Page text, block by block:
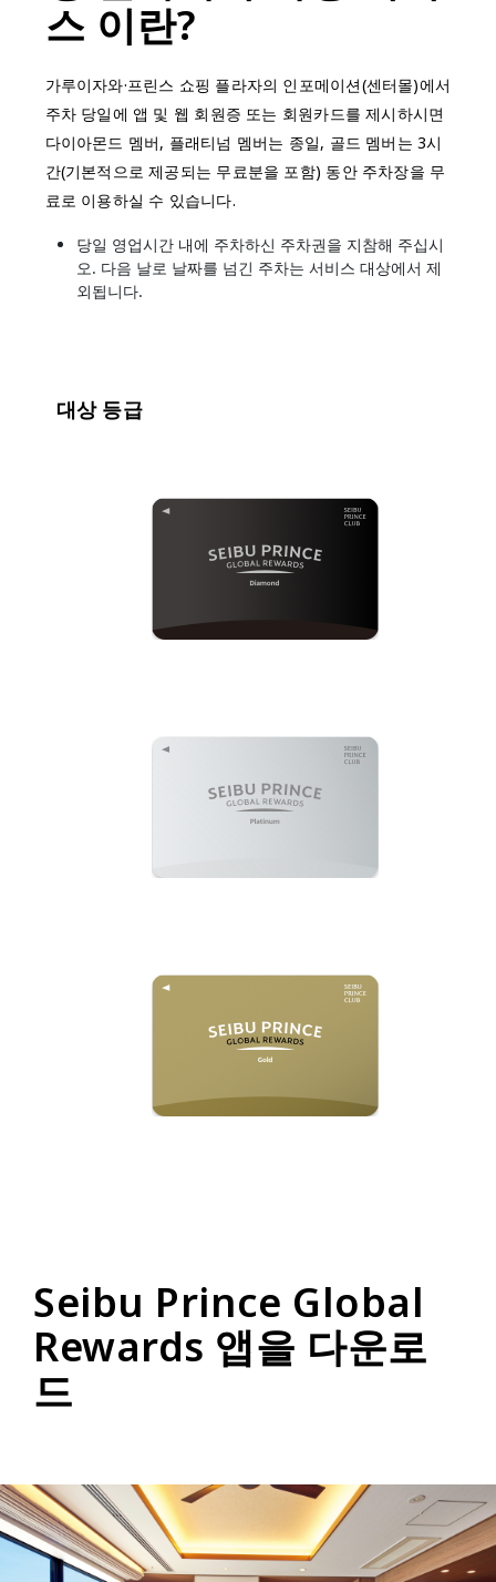
스 이란?
가루이자와·프린스 쇼핑 플라자의 인포메이션(센터몰)에서
주차 당일에 앱 및 웹 회원증 또는 회원카드를 제시하시면
다이아몬드 멤버, 플래티넘 멤버는 종일, 골드 멤버는 3시
간(기본적으로 제공되는 무료분을 포함) 동안 주차장을 무
료로 이용하실 수 있습니다.
당일 영업시간 내에 주차하신 주차권을 지참해 주십시
오. 다음 날로 날짜를 넘긴 주차는 서비스 대상에서 제
외됩니다.
대상 등급
Seibu Prince Global
Rewards 앱을 다운로
드